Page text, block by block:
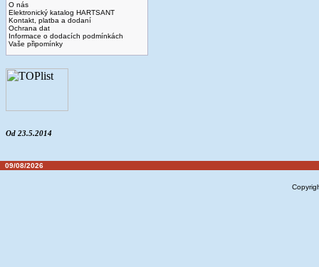
O nás
Elektronický katalog HARTSANT
Kontakt, platba a dodaní
Ochrana dat
Informace o dodacích podmínkách
Vaše připomínky
Od 23.5.2014
09/08/2026